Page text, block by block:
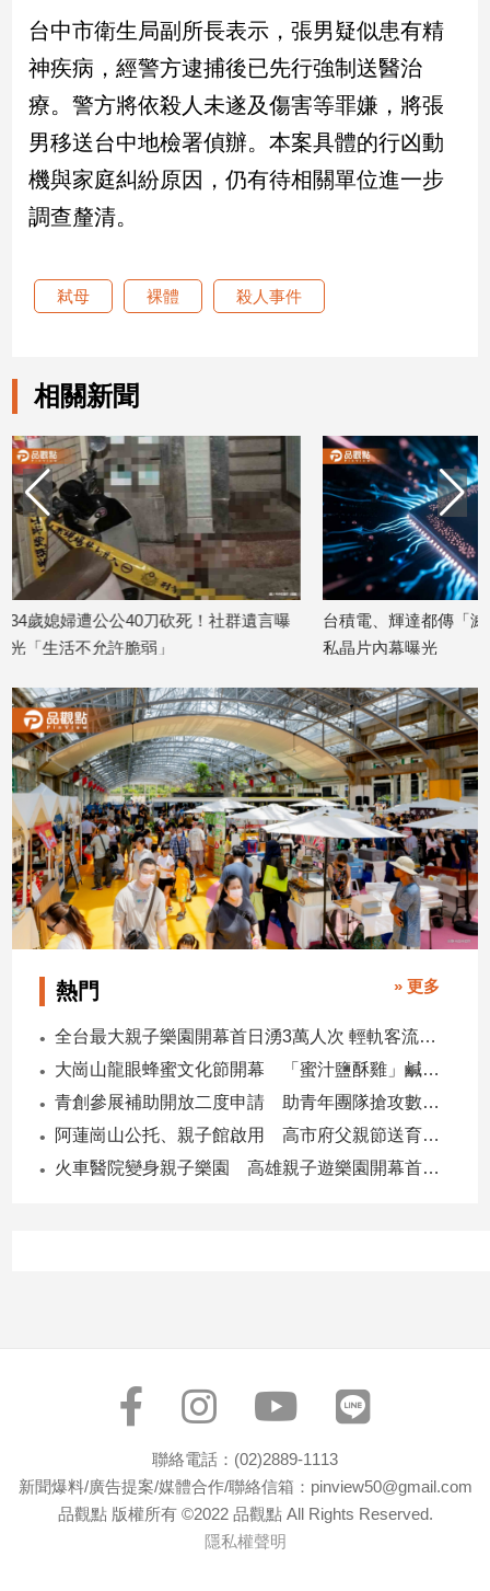
台
灣
觀
點
娛
樂
時
追
星
生
建
室
內
設
計
旅
遊/
美
食
星
座/
命
康/
感
情
遊
台中市衛生局副所長表示，張男疑似患有精
神疾病，經警方逮捕後已先行強制送醫治
療。警方將依殺人未遂及傷害等罪嫌，將張
男移送台中地檢署偵辦。本案具體的行凶動
機與家庭糾紛原因，仍有待相關單位進一步
調查釐清。
弒母 裸體 殺人事件
相關新聞
社群遺言曝
台積電、輝達都傳「滅口死亡巧合」走
私晶片內幕曝光
陽交
熱門 » 更多
全台最大親子樂園開幕首日湧3萬人次 輕軌客流增20倍
大崗山龍眼蜂蜜文化節開幕 「蜜汁鹽酥雞」鹹甜跨界搶話題
青創參展補助開放二度申請 助青年團隊搶攻數位轉型商機
阿蓮崗山公托、親子館啟用 高市府父親節送育兒暖禮
火車醫院變身親子樂園 高雄親子遊樂園開幕首日爆棚
聯絡電話：(02)2889-1113
新聞爆料/廣告提案/媒體合作/聯絡信箱：pinview50@gmail.com
品觀點 版權所有 ©2022 品觀點 All Rights Reserved.
隱私權聲明